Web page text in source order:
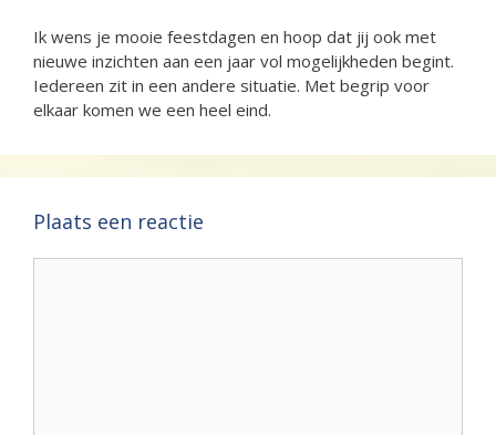
Ik wens je mooie feestdagen en hoop dat jij ook met
nieuwe inzichten aan een jaar vol mogelijkheden begint.
Iedereen zit in een andere situatie. Met begrip voor
elkaar komen we een heel eind.
Plaats een reactie